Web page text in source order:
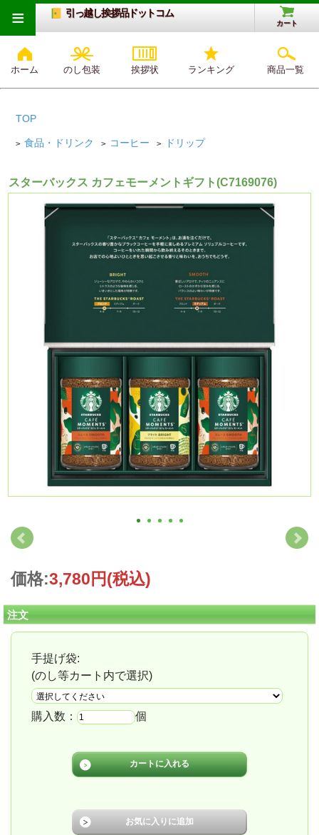
引っ越し挨拶品ドットコム
カート
ホーム のし包装 挨拶状 ランキング 商品一覧
≡
TOP
> 食品・ドリンク > コーヒー > ドリップ
スターバックス カフェモーメントギフト(C7169076)
価格:3,780円(税込)
注文
手提げ袋:
(のし等カート内で選択)
購入数： 個